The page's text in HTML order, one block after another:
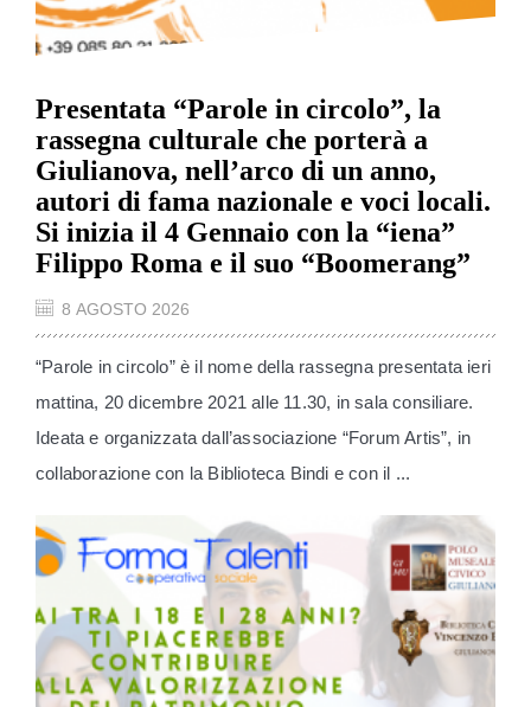
Presentata “Parole in circolo”, la
rassegna culturale che porterà a
Giulianova, nell’arco di un anno,
autori di fama nazionale e voci locali.
Si inizia il 4 Gennaio con la “iena”
Filippo Roma e il suo “Boomerang”
8 AGOSTO 2026
“Parole in circolo” è il nome della rassegna presentata ieri
mattina, 20 dicembre 2021 alle 11.30, in sala consiliare.
Ideata e organizzata dall’associazione “Forum Artis”, in
collaborazione con la Biblioteca Bindi e con il ...